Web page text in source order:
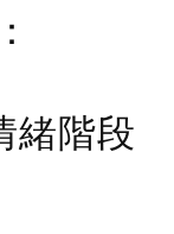
緒階段